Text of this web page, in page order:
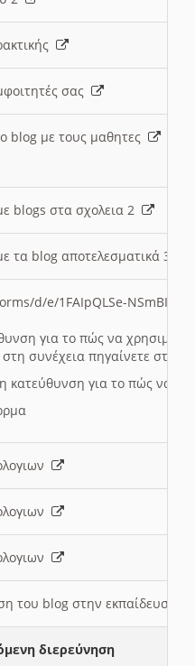
σας
blog με τους μαθητες
blogs στα σχολεια 2
τα blog αποτελεσματικά 3
d/e/1FAIpQLSe-NSmBI-
για το πώς να
συνέχεια πηγαίνετε στο
για το πώς να
του blog στην εκπαίδευση
διερεύνηση